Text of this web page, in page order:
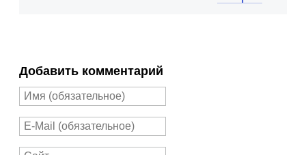
Добавить комментарий